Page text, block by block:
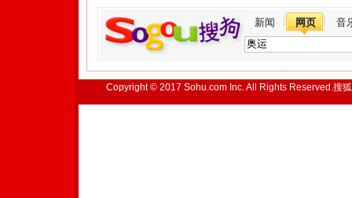
新闻 网页 音
Copyright © 2017 Sohu.com Inc. All Rights Reserved.搜